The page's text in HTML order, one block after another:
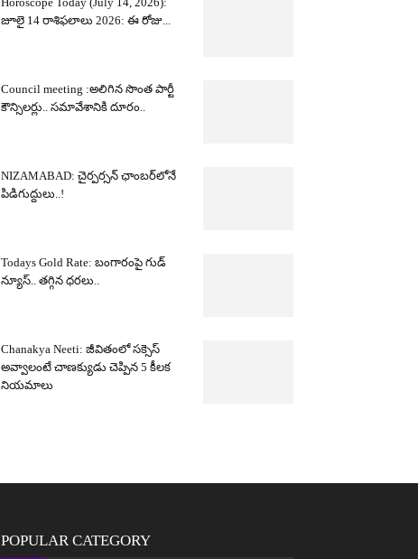
జూలై 14 రాశిఫలాలు 2026: ఈ రోజు...
Council meeting :అలిగిన సొంత పార్టీ
కౌన్సిలర్లు.. సమావేశానికి దూరం..
NIZAMABAD: చైర్పర్సన్ ఛాంబర్‌లోనే
పిడిగుద్దులు..!
Todays Gold Rate: బంగారంపై గుడ్
న్యూస్.. తగ్గిన ధరలు..
Chanakya Neeti: జీవితంలో సక్సెస్
అవ్వాలంటే చాణక్యుడు చెప్పిన 5 కీలక
నియమాలు
POPULAR CATEGORY